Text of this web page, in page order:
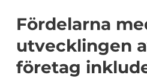
Fördelarna
utvecklingen
företag